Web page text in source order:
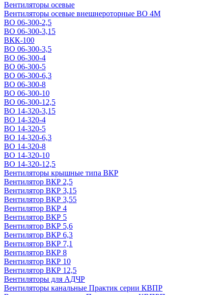
Вентиляторы осевые
Вентиляторы осевые внешнероторные ВО 4М
ВО 06-300-2,5
ВО 06-300-3,15
ВКК-100
ВО 06-300-3,5
ВО 06-300-4
ВО 06-300-5
ВО 06-300-6,3
ВО 06-300-8
ВО 06-300-10
ВО 06-300-12,5
ВО 14-320-3,15
ВО 14-320-4
ВО 14-320-5
ВО 14-320-6,3
ВО 14-320-8
ВО 14-320-10
ВО 14-320-12,5
Вентиляторы крышные типа ВКР
Вентилятор ВКР 2,5
Вентилятор ВКР 3,15
Вентилятор ВКР 3,55
Вентилятор ВКР 4
Вентилятор ВКР 5
Вентилятор ВКР 5,6
Вентилятор ВКР 6,3
Вентилятор ВКР 7,1
Вентилятор ВКР 8
Вентилятор ВКР 10
Вентилятор ВКР 12,5
Вентиляторы для АДЧР
Вентиляторы канальные Практик серии КВПР